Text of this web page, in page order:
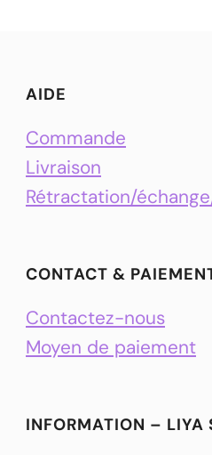
AIDE
Commande
Livraison
Rétractation/
CONTACT &
Contactez-nous
Moyen de paiement
INFORMATION – LIYA